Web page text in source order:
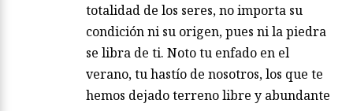
totalidad de los seres, no importa su
condición ni su origen, pues ni la piedra
se libra de ti. Noto tu enfado en el
verano, tu hastío de nosotros, los que te
hemos dejado terreno libre y abundante